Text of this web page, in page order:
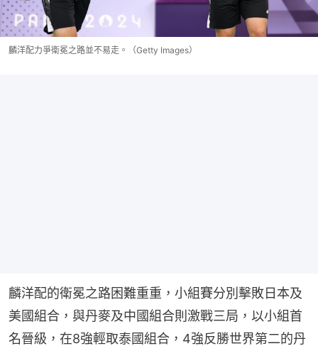
麟洋配力爭衛冕之路並不易走。（Getty Images）
麟洋配的衛冕之路困難重重，小組賽分別擊敗日本及
美國組合，與丹麥及中國組合則激戰三局，以小組首
名晉級，在8強輕取泰國組合，4強反勝世界第二的丹